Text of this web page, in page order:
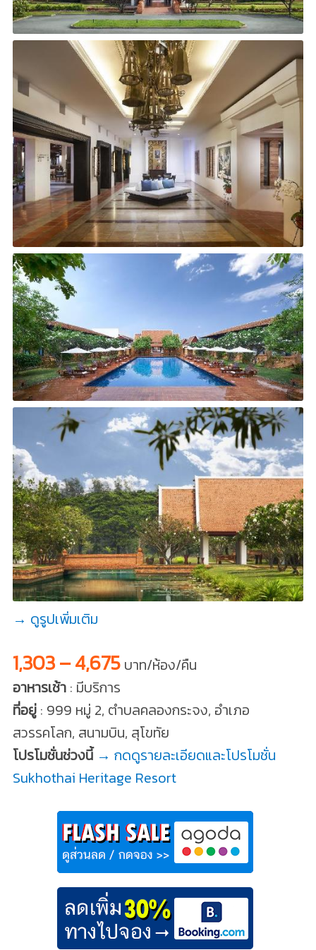
→ ดูรูปเพิ่มเติม
1,303 – 4,675บาท/ห้อง/คืน
อาหารเช้า: มีบริการ
ที่อยู่: 999 หมู่ 2, ตำบลคลองกระจง, อำเภอ
สวรรคโลก, สนามบิน, สุโขทัย
โปรโมชั่นช่วงนี้ → กดดูรายละเอียดและโปรโมชั่น
Sukhothai Heritage Resort